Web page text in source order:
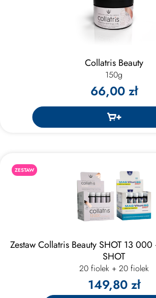
Collatris Beauty
150g
66,00 zł
ZESTAW
Zestaw Collatris Beauty SHOT 13
SHOT
20 fiolek + 20 fiolek
149,80 zł